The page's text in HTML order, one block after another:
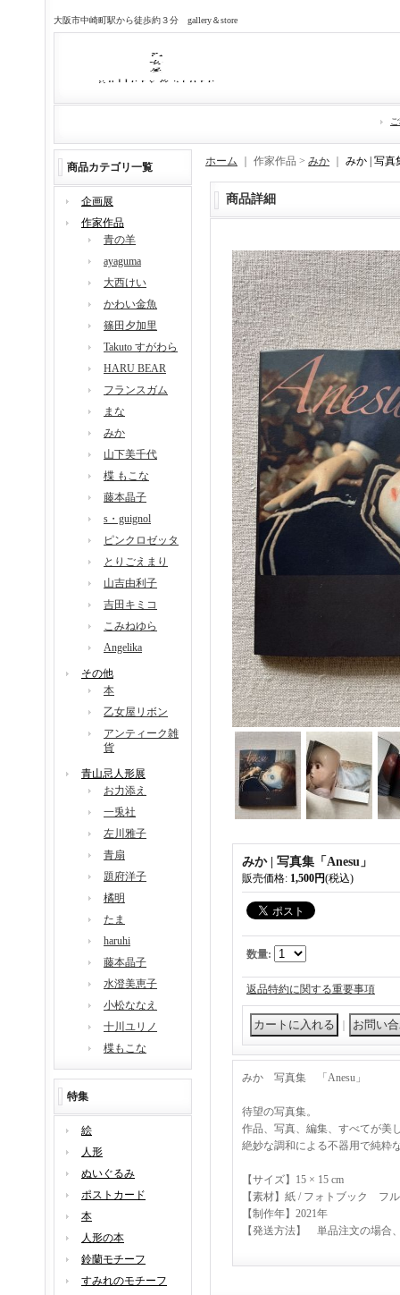
大阪市中崎町駅から徒歩約３分 gallery＆store
商品カテゴリ一覧
企画展
作家作品
青の羊
ayaguma
大西けい
かわい金魚
篠田夕加里
Takuto すがわら
HARU BEAR
フランスガム
まな
みか
山下美千代
楪 もこな
藤本晶子
s・guignol
ピンクロゼッタ
とりごえまり
山吉由利子
吉田キミコ
こみねゆら
Angelika
その他
本
乙女屋リボン
アンティーク雑
貨
青山忌人形展
お力添え
一兎社
左川雅子
青扇
題府洋子
橘明
たま
haruhi
藤本晶子
水澄美恵子
小松ななえ
十川ユリノ
楪もこな
特集
絵
人形
ぬいぐるみ
ポストカード
本
人形の本
鈴蘭モチーフ
すみれのモチーフ
ホーム ｜ 作家作品 > みか みか | 写真
商品詳細
みか | 写真集「Anesu」
販売価格: 1,500円(税込)
数量:
返品特約に関する重要事項
みか 写真集 「Anesu」
待望の写真集。
作品、写真、編集、すべてが美
絶妙な調和による不器用で純粋
【サイズ】15 × 15 cm
【素材】紙 / フォトブック フ
【制作年】2021年
【発送方法】 単品注文の場合